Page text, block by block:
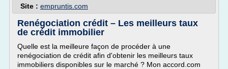
Site : empruntis.com
Renégociation crédit – Les meilleurs taux
de crédit immobilier
Quelle est la meilleure façon de procéder à une
renégociation de crédit afin d'obtenir les meilleurs taux
immobiliers disponibles sur le marché ? Mon accord.com